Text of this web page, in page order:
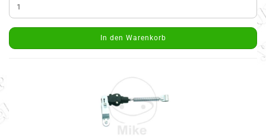
In den Warenkorb